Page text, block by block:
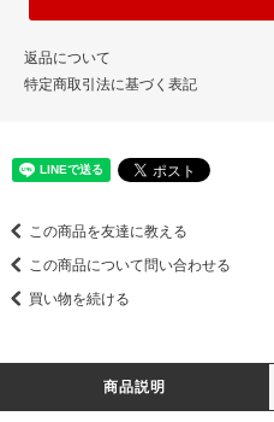
返品について
特定商取引法に基づく表記
この商品を友達に教える
この商品について問い合わせる
買い物を続ける
商品説明